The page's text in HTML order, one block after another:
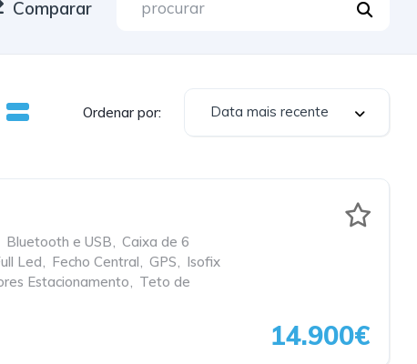
Comparar
Ordenar por: Data mais recente
Bluetooth e USB, Caixa de 6
Led, Fecho Central, GPS, Isofix
Estacionamento, Teto de
14.900€